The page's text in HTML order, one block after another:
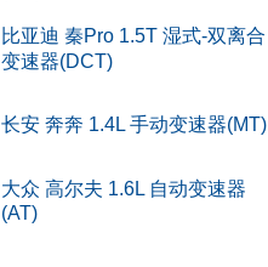
5
多点电喷
比亚迪 秦Pro 1.5T 湿式-双离合
变速器(DCT)
长安 奔奔 1.4L 手动变速器(MT)
大众 高尔夫 1.6L 自动变速器
(AT)